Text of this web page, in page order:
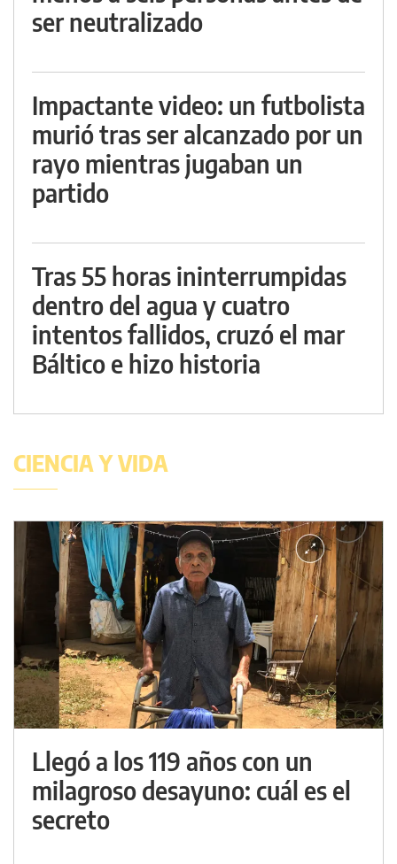
ser neutralizado
Impactante video: un futbolista
murió tras ser alcanzado por un
rayo mientras jugaban un
partido
Tras 55 horas ininterrumpidas
dentro del agua y cuatro
intentos fallidos, cruzó el mar
Báltico e hizo historia
CIENCIA Y VIDA
Llegó a los 119 años con un
milagroso desayuno: cuál es el
secreto